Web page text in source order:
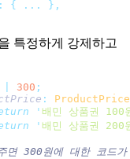
: { ...
},
특정하게 강제하고
300 ;
:
ProductPrice
' 배민 상품권 100
' 배민 상품권 200
300원에 대한 코드가